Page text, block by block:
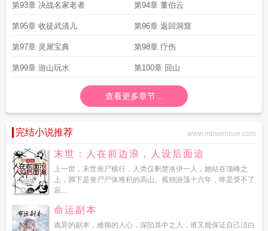
第93章 决战名家老者 第94章 董伯云
第95章 收徒武清儿 第96章 返回洞窟
第97章 灵犀宝典 第98章 疗伤
第99章 游山玩水 第100章 回山
查看更多章节...
完结小说推荐 www.mbwenxue.com
末世：人在前边浪，人设后面追
上一世，末世丧尸横行，人类仅剩楚洛伊一人，她站在顶峰之
上，脚下是丧尸尸体堆积的高山。孤独游荡十六年，终是受不了
寂...
命运副本
诡异的副本，难揣的人心，深陷其中之人，谁又能保证自己洁白